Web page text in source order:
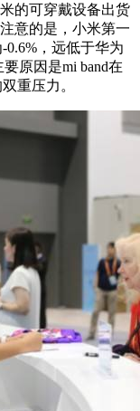
的可穿戴设备出货
意的是，小米第一
，远低于华为
原因是mi band在
重压力。